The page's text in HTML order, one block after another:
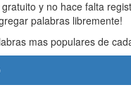
y no hace falta
palabras libremente!
mas populares de